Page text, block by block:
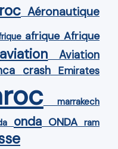
Aéronautique
afrique Afrique
aviation Aviation
crash Emirates
marrakech
onda ONDA ram